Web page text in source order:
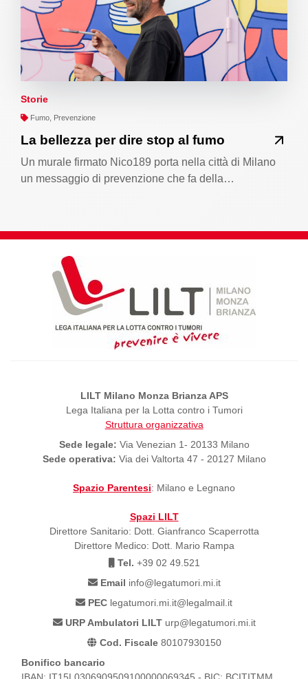
Storie
Fumo, Prevenzione
La bellezza per dire stop al fumo
Un murale firmato Nico189 porta nella città di Milano
un messaggio di prevenzione che fa della…
LILT Milano Monza Brianza APS
Lega Italiana per la Lotta contro i Tumori
Struttura organizzativa
Sede legale: Via Venezian 1- 20133 Milano
Sede operativa: Via dei Valtorta 47 - 20127 Milano
Spazio Parentesi: Milano e Legnano
Spazi LILT
Direttore Sanitario: Dott. Gianfranco Scaperrotta
Direttore Medico: Dott. Mario Rampa
Tel. +39 02 49.521
Email info@legatumori.mi.it
PEC legatumori.mi.it@legalmail.it
URP Ambulatori LILTurp@legatumori.mi.it
Cod. Fiscale80107930150
Bonifico bancario